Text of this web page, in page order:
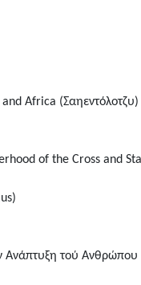
Africa (Σαηεντόλοτζυ)
of the Cross and
Ανάπτυξη τού Ανθρώπου